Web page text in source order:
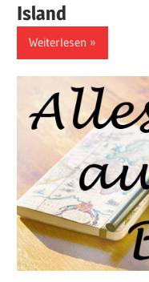
Island
Weiterlesen